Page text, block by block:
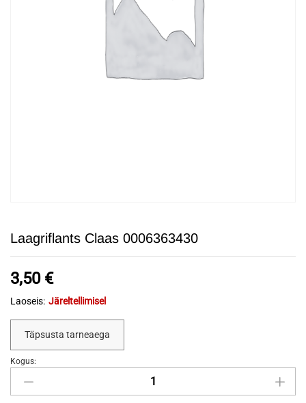
Laagriflants Claas 0006363430
3,50 €
Laoseis: Järeltellimisel
Täpsusta tarneaega
Laagriflants
Claas
Kogus: